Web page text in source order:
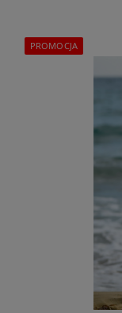
PROMOCJA